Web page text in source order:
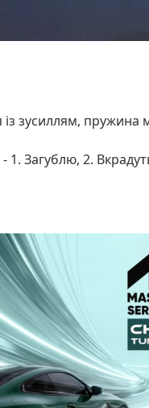
зусиллям, пружина
Загублю, 2.